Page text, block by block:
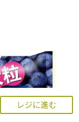
レジに進む